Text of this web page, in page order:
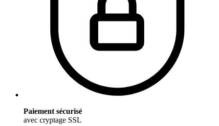
Paiement sécurisé
avec cryptage SSL